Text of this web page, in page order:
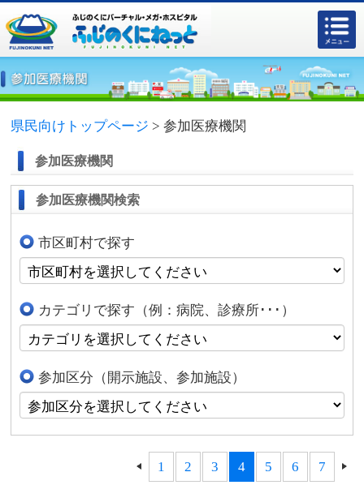
県民向けトップページ >参加医療機関
参加医療機関
参加医療機関検索
市区町村で探す
カテゴリで探す（例：病院、診療所･･･）
参加区分（開示施設、参加施設）
1 2 3 4 5 6 7